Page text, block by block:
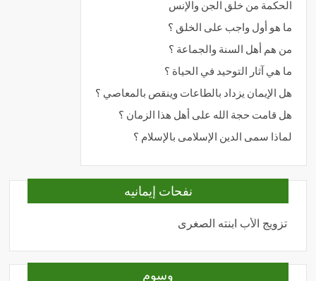
الحكمة من خلق الجن والإنس
ما هو أول واجب على الخلق ؟
من هم أهل السنة والجماعة ؟
ما هي آثار التوحيد في الحياة ؟
هل الإيمان يزداد بالطاعات وينقص بالمعاصي ؟
هل قامت حجة الله على أهل هذا الزمان ؟
لماذا سمى الدين الإسلامى بالإسلام ؟
نفحات إيمانيه
تزويج الأب ابنته الصغرى
وسوم